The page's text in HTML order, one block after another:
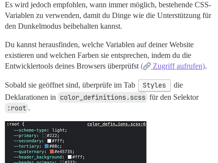
Es wird jedoch empfohlen, wann immer möglich, bestehende CSS-
Variablen zu verwenden, damit du Dinge wie die Unterstützung für
den Dunkelmodus beibehalten kannst.
Du kannst herausfinden, welche Variablen auf deiner Website
existieren und welchen Farben sie entsprechen, indem du die
Entwicklertools deines Browsers überprüfst ( Zugriff aufrufen).
Sobald sie geöffnet sind, überprüfe im Tab Styles
die
Deklarationen in color_definitions.scss für den Selektor
:root .